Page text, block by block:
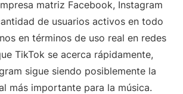
matriz Facebook, Instagram
de usuarios activos en todo
en términos de uso real en redes
TikTok se acerca rápidamente,
sigue siendo posiblemente la
más importante para la música.